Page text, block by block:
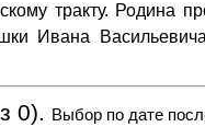
тракту. Родина
Ивана
0). Выбор по дате